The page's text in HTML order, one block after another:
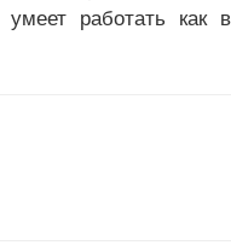
работать как